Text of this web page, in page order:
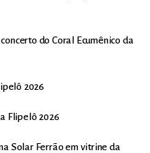
do Coral Ecumênico da
2026
Flipelô 2026
Solar Ferrão em vitrine da